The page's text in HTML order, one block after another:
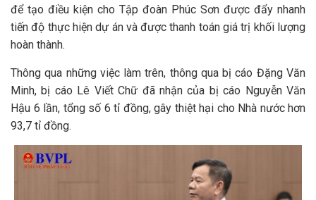
để tạo điều kiện cho Tập đoàn Phúc Sơn được đẩy nhanh
tiến độ thực hiện dự án và được thanh toán giá trị khối lượng
hoàn thành.
Thông qua những việc làm trên, thông qua bị cáo Đặng Văn
Minh, bị cáo Lê Viết Chữ đã nhận của bị cáo Nguyễn Văn
Hậu 6 lần, tổng số 6 tỉ đồng, gây thiệt hại cho Nhà nước hơn
93,7 tỉ đồng.